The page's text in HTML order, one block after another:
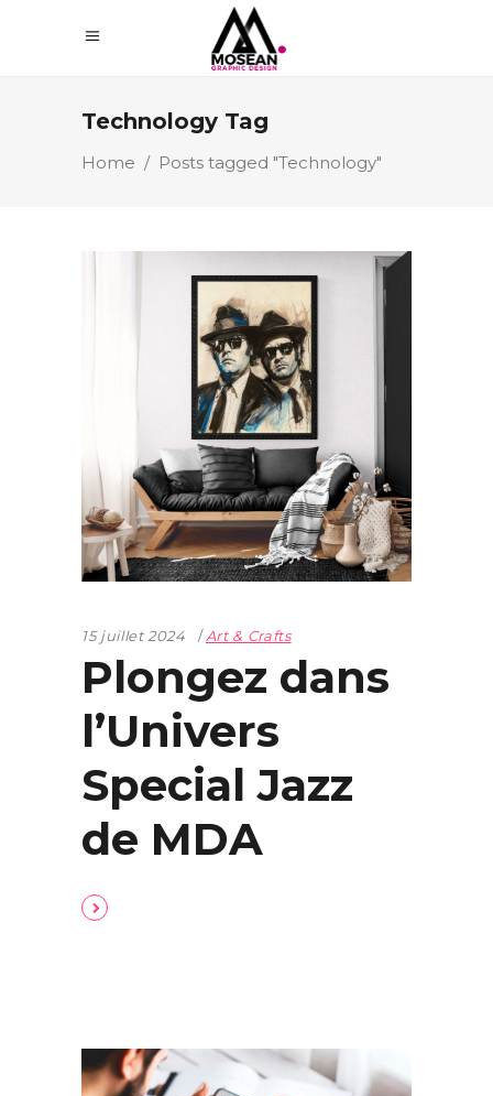
Technology Tag
Home / Posts tagged "Technology"
15 juillet 2024 Art & Crafts
Plongez dans
l’Univers
Special Jazz
de MDA